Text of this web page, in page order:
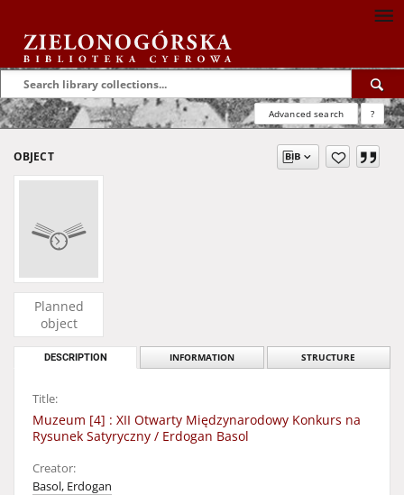
Advanced search ?
OBJECT
Planned
object
DESCRIPTION INFORMATION STRUCTURE
Title:
Muzeum [4] : XII Otwarty Międzynarodowy Konkurs na
Rysunek Satyryczny / Erdogan Basol
Creator:
Basol, Erdogan